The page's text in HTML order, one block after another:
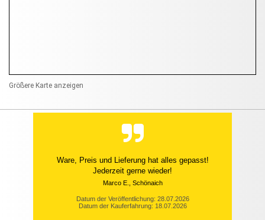
Größere Karte anzeigen
Schnell, zuverlässig und preiswert.
Armin H., Girod
Datum der Veröffentlichung: 26.07.2026
Datum der Kauferfahrung: 14.07.2026